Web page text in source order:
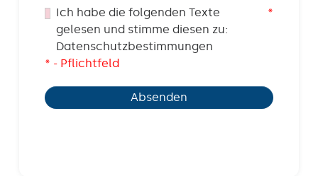
*
Ich habe die folgenden Texte
gelesen und stimme diesen zu:
Datenschutzbestimmungen
* - Pflichtfeld
Absenden